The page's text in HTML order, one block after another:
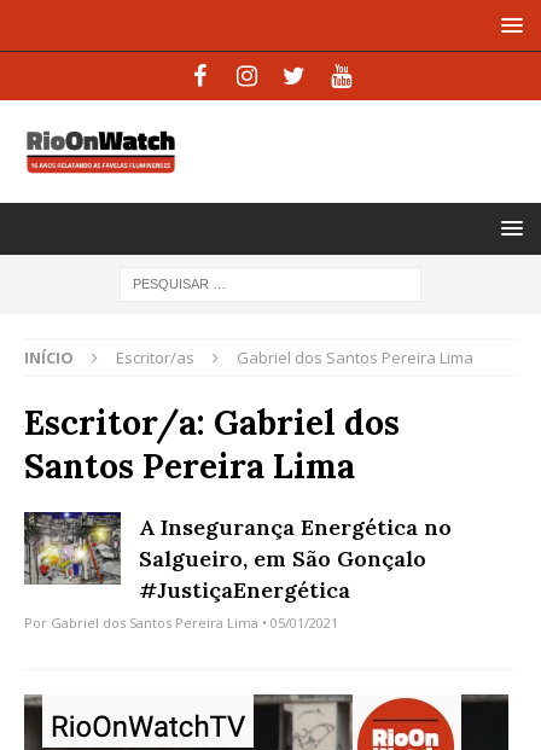
INÍCIO Escritor/as Gabriel dos Santos Pereira Lima
Escritor/a: Gabriel dos
Santos Pereira Lima
A Insegurança Energética no
Salgueiro, em São Gonçalo
#JustiçaEnergética
Por Gabriel dos Santos Pereira Lima • 05/01/2021